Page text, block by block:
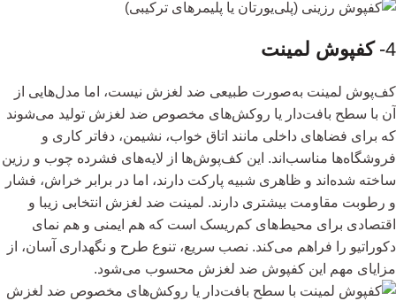
4- کفپوش لمینت
کف‌پوش لمینت به‌صورت طبیعی ضد لغزش نیست، اما مدل‌هایی از
آن با سطح بافت‌دار یا روکش‌های مخصوص ضد لغزش تولید می‌شوند
که برای فضاهای داخلی مانند اتاق خواب، نشیمن، دفاتر کاری و
فروشگاه‌ها مناسب‌اند. این کف‌پوش‌ها از لایه‌های فشرده چوب و رزین
ساخته شده‌اند و ظاهری شبیه پارکت دارند، اما در برابر خراش، فشار
و رطوبت مقاومت بیشتری دارند. لمینت ضد لغزش انتخابی زیبا و
اقتصادی برای محیط‌های کم‌ریسک است که هم ایمنی و هم نمای
دکوراتیو را فراهم می‌کند. نصب سریع، تنوع طرح و نگهداری آسان، از
مزایای مهم این کفپوش ضد لغزش محسوب می‌شود.